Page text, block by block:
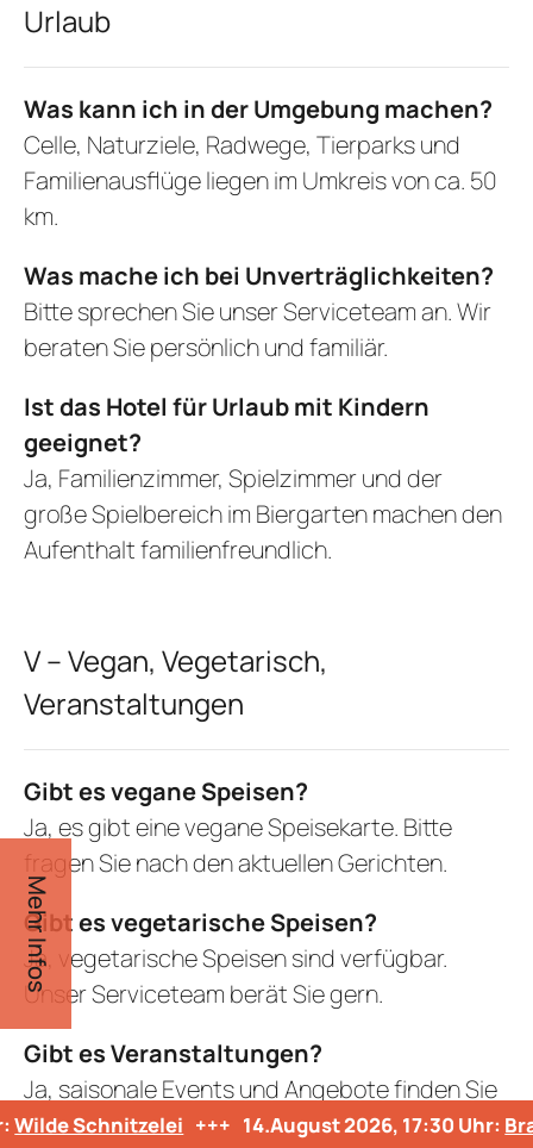
Mehr Infos
Urlaub
Was kann ich in der Umgebung machen?
Celle, Naturziele, Radwege, Tierparks und
Familienausflüge liegen im Umkreis von ca. 50
km.
Was mache ich bei Unverträglichkeiten?
Bitte sprechen Sie unser Serviceteam an. Wir
beraten Sie persönlich und familiär.
Ist das Hotel für Urlaub mit Kindern
geeignet?
Ja, Familienzimmer, Spielzimmer und der
große Spielbereich im Biergarten machen den
Aufenthalt familienfreundlich.
V – Vegan, Vegetarisch,
Veranstaltungen
Gibt es vegane Speisen?
Ja, es gibt eine vegane Speisekarte. Bitte
fragen Sie nach den aktuellen Gerichten.
Gibt es vegetarische Speisen?
Ja, vegetarische Speisen sind verfügbar.
Unser Serviceteam berät Sie gern.
Gibt es Veranstaltungen?
Ja, saisonale Events und Angebote finden Sie
auf[www.heidebluete.de]
12.August 2026, 17:30 Uhr:Wilde Schnitzelei +++